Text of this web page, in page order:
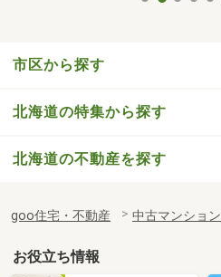
市区から探す
北海道の特集から探す
北海道の不動産を探す
goo住宅・不動産 中古マンション
お役立ち情報